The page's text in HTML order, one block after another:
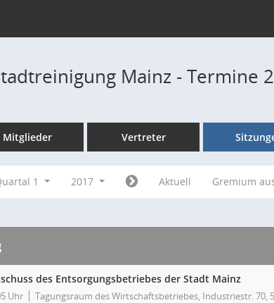
Mainz - Termine
Mitglieder Vertreter
1 2017 Aktuell Gremium
des Entsorgungsbetriebes der Stadt Mainz
Uhr Tagungsraum des Wirtschaftsbetriebes, Industriestr. 70,